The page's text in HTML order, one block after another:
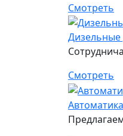
Смотреть
Дизельные
Смотреть